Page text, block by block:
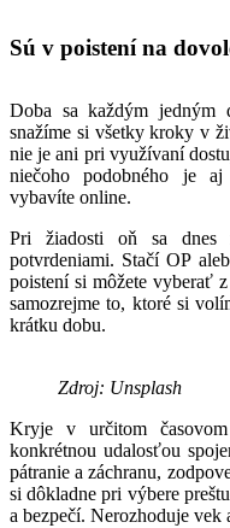
Sú v poistení na
Doba sa každým
snažíme si všetky kroky v
nie je ani pri využívaní
niečoho podobného je
vybavíte online.
Pri žiadosti oň sa dnes
potvrdeniami. Stačí OP
poistení si môžete vyberať
samozrejme to, ktoré si
krátku dobu.
Zdroj: Unsplash
Kryje v určitom
konkrétnou udalosťou
pátranie a záchranu,
si dôkladne pri výbere
a bezpečí. Nerozhoduje vek